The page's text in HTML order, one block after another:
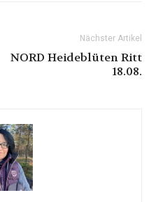
Nächster Artikel
NORD Heideblüten Ritt
18.08.